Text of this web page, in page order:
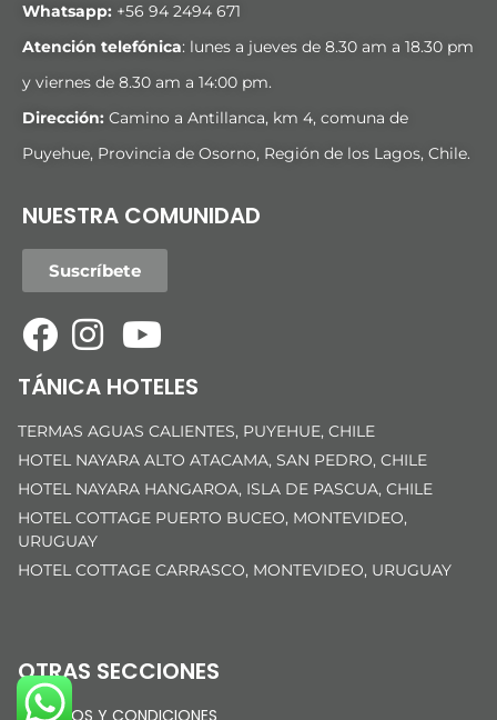
Whatsapp: +56 94 2494 671
Atención telefónica: lunes a jueves de 8.30 am a 18.30 pm
y viernes de 8.30 am a 14:00 pm.
Dirección: Camino a Antillanca, km 4, comuna de
Puyehue, Provincia de Osorno, Región de los Lagos, Chile.
NUESTRA COMUNIDAD
Suscríbete
TÁNICA HOTELES
TERMAS AGUAS CALIENTES, PUYEHUE, CHILE
HOTEL NAYARA ALTO ATACAMA, SAN PEDRO, CHILE
HOTEL NAYARA HANGAROA, ISLA DE PASCUA, CHILE
HOTEL COTTAGE PUERTO BUCEO, MONTEVIDEO,
URUGUAY
HOTEL COTTAGE CARRASCO, MONTEVIDEO, URUGUAY
OTRAS SECCIONES
TÉRMINOS Y CONDICIONES